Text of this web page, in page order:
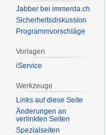
Jabber bei immerda.ch
Sicherheitsdiskussion
Programmvorschläge
Vorlagen
iService
Werkzeuge
Links auf diese Seite
Änderungen an
verlinkten Seiten
Spezialseiten